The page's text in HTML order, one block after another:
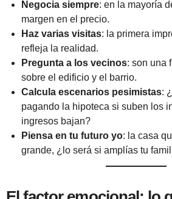
Negocia siempre: en la mayoría
margen en el precio.
Haz varias visitas: la primera
refleja la realidad.
Pregunta a los vecinos: son una
sobre el edificio y el barrio.
Calcula escenarios pesimistas:
pagando la hipoteca si suben los
ingresos bajan?
Piensa en tu futuro yo: la casa
grande, ¿lo será si amplías tu